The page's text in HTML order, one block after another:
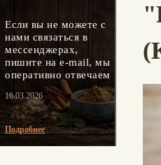
Если вы не можете с
нами связаться в
мессенджерах,
пишите на e-mail, мы
оперативно отвечаем
16.03.2026
Подробнее